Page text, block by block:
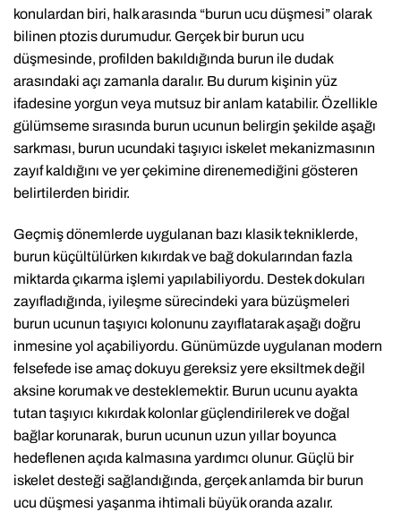
konulardan biri, halk arasında “burun ucu düşmesi” olarak
bilinen ptozis durumudur. Gerçek bir burun ucu
düşmesinde, profilden bakıldığında burun ile dudak
arasındaki açı zamanla daralır. Bu durum kişinin yüz
ifadesine yorgun veya mutsuz bir anlam katabilir. Özellikle
gülümseme sırasında burun ucunun belirgin şekilde aşağı
sarkması, burun ucundaki taşıyıcı iskelet mekanizmasının
zayıf kaldığını ve yer çekimine direnemediğini gösteren
belirtilerden biridir.
Geçmiş dönemlerde uygulanan bazı klasik tekniklerde,
burun küçültülürken kıkırdak ve bağ dokularından fazla
miktarda çıkarma işlemi yapılabiliyordu. Destek dokuları
zayıfladığında, iyileşme sürecindeki yara büzüşmeleri
burun ucunun taşıyıcı kolonunu zayıflatarak aşağı doğru
inmesine yol açabiliyordu. Günümüzde uygulanan modern
felsefede ise amaç dokuyu gereksiz yere eksiltmek değil
aksine korumak ve desteklemektir. Burun ucunu ayakta
tutan taşıyıcı kıkırdak kolonlar güçlendirilerek ve doğal
bağlar korunarak, burun ucunun uzun yıllar boyunca
hedeflenen açıda kalmasına yardımcı olunur. Güçlü bir
iskelet desteği sağlandığında, gerçek anlamda bir burun
ucu düşmesi yaşanma ihtimali büyük oranda azalır.